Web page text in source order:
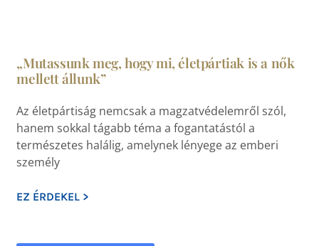
„Mutassunk meg, hogy mi, életpártiak is a nők
mellett állunk”
Az életpártiság nemcsak a magzatvédelemről szól,
hanem sokkal tágabb téma a fogantatástól a
természetes halálig, amelynek lényege az emberi
személy
EZ ÉRDEKEL >